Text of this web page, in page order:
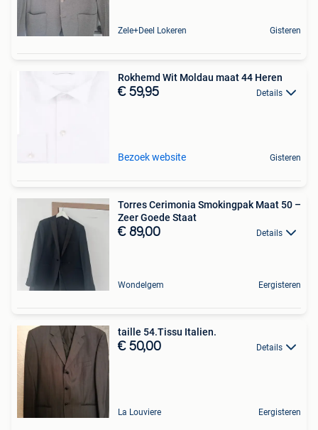
Zele+Deel Lokeren Gisteren
Rokhemd Wit Moldau maat 44 Heren
€ 59,95 Details
Bezoek website Gisteren
Torres Cerimonia Smokingpak Maat 50 –
Zeer Goede Staat
€ 89,00 Details
Wondelgem Eergisteren
taille 54.Tissu Italien.
€ 50,00 Details
La Louviere Eergisteren